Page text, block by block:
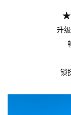
★
升
锁